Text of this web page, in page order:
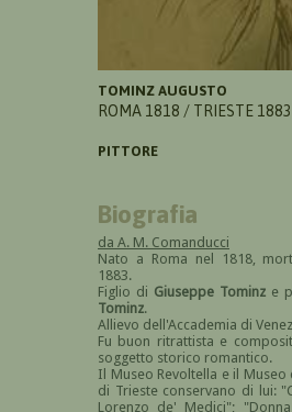
TOMINZ AUGUSTO
ROMA 1818 / TRIESTE 1883
PITTORE
Biografia
da A. M. Comanducci
Nato a Roma nel 1818,
1883.
Figlio di Giuseppe Tominz e
Tominz.
Allievo dell'Accademia di
Fu buon ritrattista e
soggetto storico romantico.
Il Museo Revoltella e il
di Trieste conservano di lui:
Lorenzo de' Medici";